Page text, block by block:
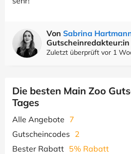
Von Sabrina
Gutscheinredakteur:in
Zuletzt überprüft vor 1
Die besten Main Zoo
Tages
Alle Angebote 7
Gutscheincodes 2
Bester Rabatt 5% Rabatt